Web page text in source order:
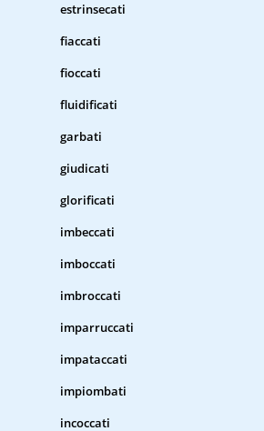
estrinsecati
fiaccati
fioccati
fluidificati
garbati
giudicati
glorificati
imbeccati
imboccati
imbroccati
imparruccati
impataccati
impiombati
incoccati